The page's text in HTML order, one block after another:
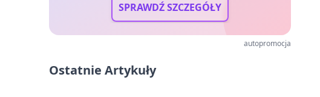
SPRAWDŹ SZCZEGÓŁY
autopromocja
Ostatnie Artykuły